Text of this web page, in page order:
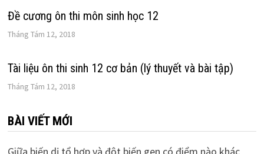
Đề cương ôn thi môn sinh học 12
Tháng Tám 12, 2018
Tài liệu ôn thi sinh 12 cơ bản (lý thuyết và bài tập)
Tháng Tám 12, 2018
BÀI VIẾT MỚI